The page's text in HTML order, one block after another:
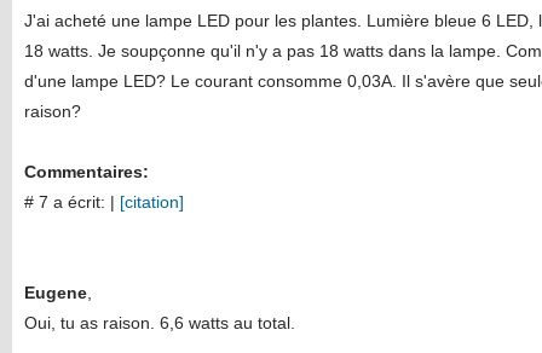
J'ai acheté une lampe LED pour les plantes. Lumière bleue 6
18 watts. Je soupçonne qu'il n'y a pas 18 watts dans la lampe.
d'une lampe LED? Le courant consomme 0,03A. Il s'avère que
raison?
Commentaires:
# 7 a écrit: | [citation]
Eugene
Oui, tu as raison. 6,6 watts au total.